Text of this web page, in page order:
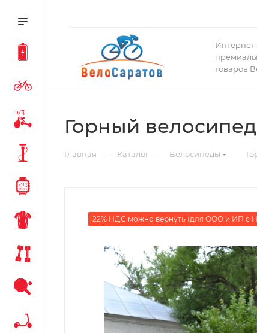
товаров
Горный
Главная — Каталог — Велосипеды —
22% НДС можно вернуть (для ООО и ИП с